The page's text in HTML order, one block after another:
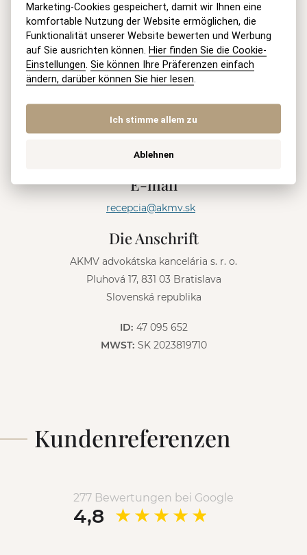
Informationen zur Verarbeitung
personenbezogener Daten
SENDEN
a
Handy
+421 915 046 749 (8-18 h Mo-Fri)
E-mail
recepcia@akmv.sk
Die Anschrift
AKMV advokátska kancelária s. r. o.
Pluhová 17, 831 03 Bratislava
Slovenská republika
ID: 47 095 652
MWST: SK 2023819710
Kundenreferenzen
277 Bewertungen bei Google
4,8
Marketing-Cookies gespeichert, damit wir Ihnen eine
komfortable Nutzung der Website ermöglichen, die
Funktionalität unserer Website bewerten und Werbung
auf Sie ausrichten können. Hier finden Sie die Cookie-
Einstellungen.Sie können Ihre Präferenzen einfach
ändern, darüber können Sie hier lesen.
Ich stimme allem zu
Ablehnen